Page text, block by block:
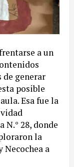
a un
de generar
posible
Esa fue la
N.° 28, donde
la
a